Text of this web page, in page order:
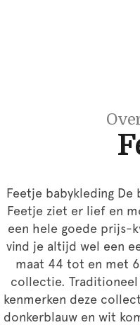
Feetje babykleding De
Feetje ziet er lief en
een hele goede prijs-
vind je altijd wel een
maat 44 tot en met
collectie.
kenmerken deze
donkerblauw en wit